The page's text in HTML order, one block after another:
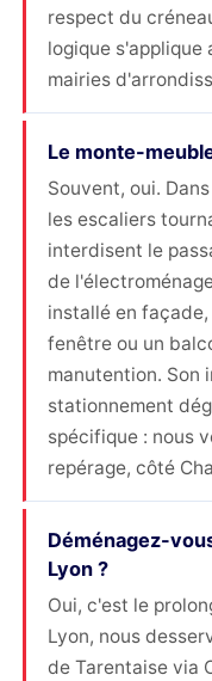
respect du
logique s'applique
mairies
Le monte-
Souvent, oui.
les escaliers
interdisent le
de
installé en
fenêtre ou un
manutention. Son
stationnement
spécifique : nous
repérage, côté
Déménagez-
Lyon ?
Oui, c'est le
Lyon, nous
de Tarentaise via